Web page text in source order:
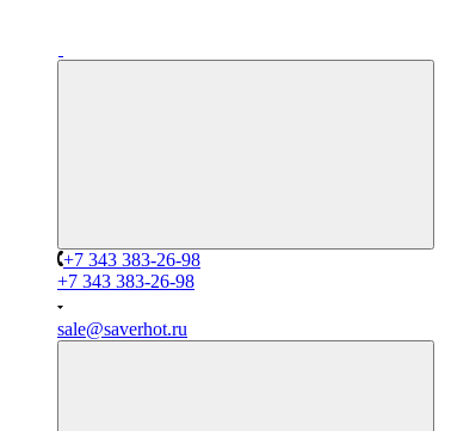
+7 343 383-26-98
+7 343 383-26-98
sale@saverhot.ru